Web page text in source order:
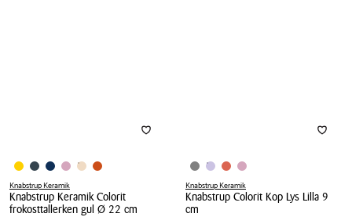
Knabstrup Keramik
Knabstrup Keramik Colorit
frokosttallerken gul Ø 22 cm
Knabstrup Keramik
Knabstrup Colorit Kop Lys Lilla 9
cm